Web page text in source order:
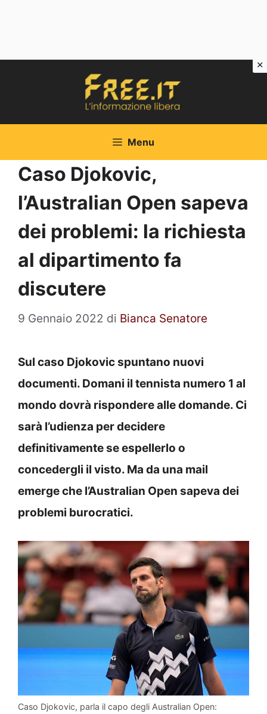
Menu
Caso Djokovic,
l’Australian Open sapeva
dei problemi: la richiesta
al dipartimento fa
discutere
9 Gennaio 2022 di Bianca Senatore
Sul caso Djokovic spuntano nuovi
documenti. Domani il tennista numero 1 al
mondo dovrà rispondere alle domande. Ci
sarà l’udienza per decidere
definitivamente se espellerlo o
concedergli il visto. Ma da una mail
emerge che l’Australian Open sapeva dei
problemi burocratici.
Caso Djokovic, parla il capo degli Australian Open: